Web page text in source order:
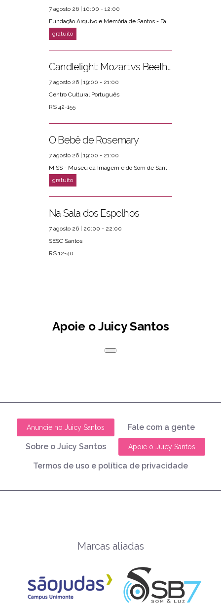
7 agosto 26 | 10:00 - 12:00
Fundação Arquivo e Memória de Santos - Fams
Candlelight: Mozart vs Beethoven
7 agosto 26 | 19:00 - 21:00
Centro Cultural Português
R$ 42-155
O Bebê de Rosemary
7 agosto 26 | 19:00 - 21:00
MISS - Museu da Imagem e do Som de Santos
Na Sala dos Espelhos
7 agosto 26 | 20:00 - 22:00
SESC Santos
R$ 12-40
Apoie o Juicy Santos
Anuncie no Juicy Santos Fale com a gente
Sobre o Juicy Santos Apoie o Juicy Santos
Termos de uso e política de privacidade
Marcas aliadas